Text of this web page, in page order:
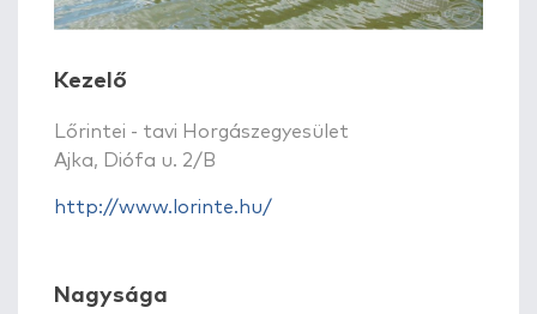
Kezelő
Lőrintei - tavi Horgászegyesület
Ajka, Diófa u. 2/B
http://www.lorinte.hu/
Nagysága